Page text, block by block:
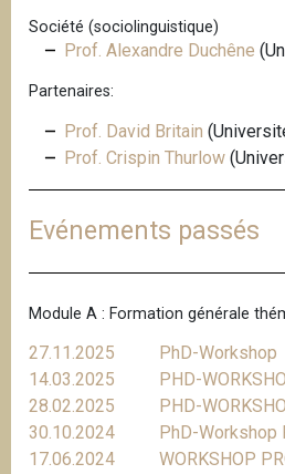
Société (sociolinguistique)
Prof. Alexandre Duchêne
Partenaires:
Prof. David Britain
Prof. Crispin Thurlow
Evénements passés
Module A : Formation générale
27.11.2025
PhD-Workshop
14.03.2025
PHD-
28.02.2025
PHD-
30.10.2024
PhD-Workshop
17.06.2024
WORKSHOP